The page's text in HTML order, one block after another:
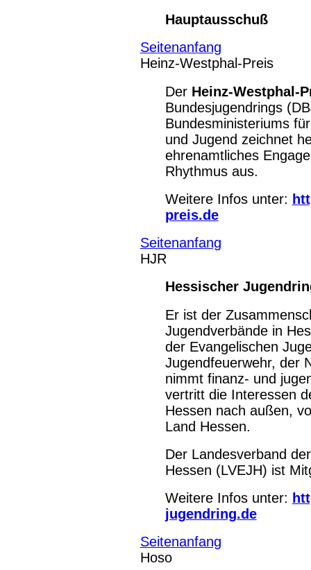
Hauptausschuß
Seitenanfang
Heinz-Westphal-Preis
Der Heinz-Westphal-
Bundesjugendrings
Bundesministeriums
und Jugend zeichnet
ehrenamtliches
Rhythmus aus.
Weitere Infos unter:
preis.de
Seitenanfang
HJR
Hessischer
Er ist der
Jugendverbände in
der Evangelischen
Jugendfeuerwehr, der
nimmt finanz- und
vertritt die Interessen
Hessen nach außen,
Land Hessen.
Der Landesverband
Hessen (LVEJH) ist
Weitere Infos unter:
jugendring.de
Seitenanfang
Hoso